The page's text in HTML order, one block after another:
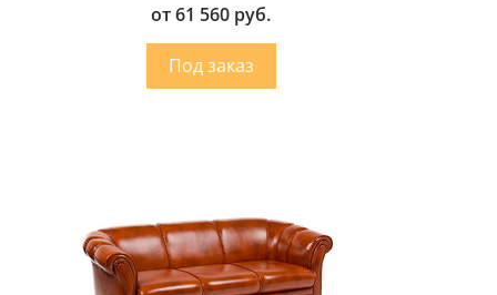
от 61 560 руб.